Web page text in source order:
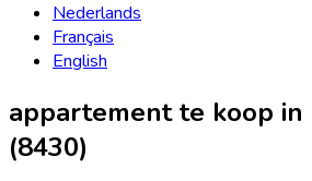
Nederlands
Français
English
appartement te koop
(8430)